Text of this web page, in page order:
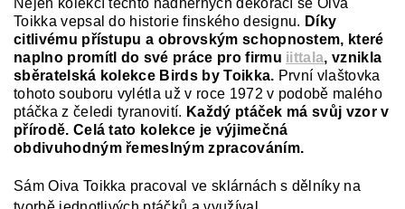
Nejen kolekcí těchto nádherných dekorací se Oiva
Toikka vepsal do historie finského designu. Díky
citlivému přístupu a obrovským schopnostem, které
naplno promítl do své práce pro firmu iittala, vznikla
sběratelská kolekce Birds by Toikka. První vlaštovka
tohoto souboru vylétla už v roce 1972 v podobě malého
ptáčka z čeledi tyranovití. Každý ptáček má svůj vzor v
přírodě. Celá tato kolekce je výjimečná
obdivuhodným řemeslným zpracováním.
Sám Oiva Toikka pracoval ve sklárnách s dělníky na